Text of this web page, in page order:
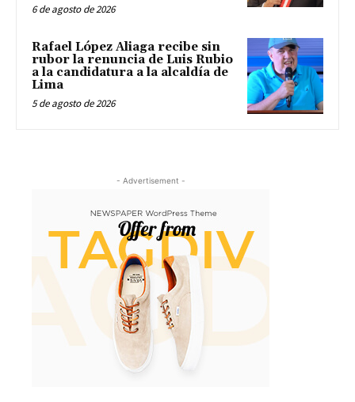
6 de agosto de 2026
Rafael López Aliaga recibe sin
rubor la renuncia de Luis Rubio
a la candidatura a la alcaldía de
Lima
5 de agosto de 2026
- Advertisement -